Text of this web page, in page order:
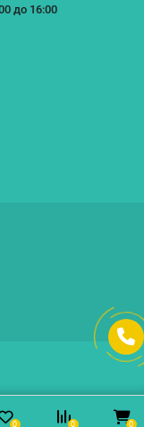
до 16:00
0 0 0